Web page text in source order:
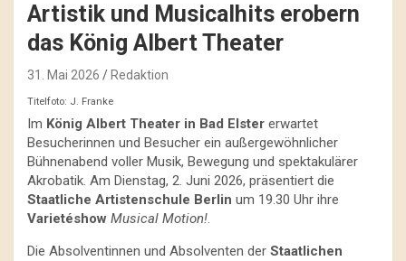
Artistik und Musicalhits erobern
das König Albert Theater
31. Mai 2026 Redaktion
Titelfoto: J. Franke
Im König Albert Theater in Bad Elster erwartet
Besucherinnen und Besucher ein außergewöhnlicher
Bühnenabend voller Musik, Bewegung und spektakulärer
Akrobatik. Am Dienstag, 2. Juni 2026, präsentiert die
Staatliche Artistenschule Berlin um 19.30 Uhr ihre
Varietéshow Musical Motion!.
Die Absolventinnen und Absolventen der Staatlichen